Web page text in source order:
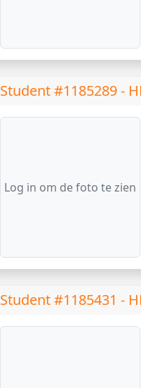
Student #1185289 -
Log in om de foto te zien
Student #1185431 -